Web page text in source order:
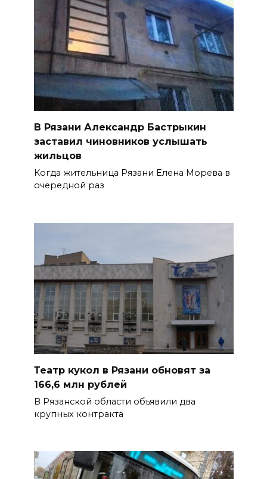
В Рязани Александр Бастрыкин
заставил чиновников услышать
жильцов
Когда жительница Рязани Елена Морева в
очередной раз
Театр кукол в Рязани обновят за
166,6 млн рублей
В Рязанской области объявили два
крупных контракта